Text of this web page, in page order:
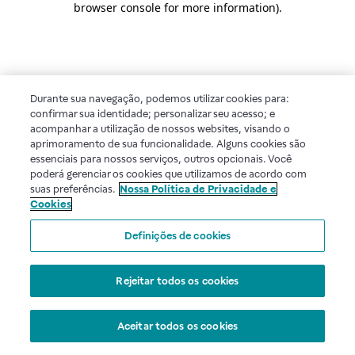
browser console for more information).
Durante sua navegação, podemos utilizar cookies para:
confirmar sua identidade; personalizar seu acesso; e
acompanhar a utilização de nossos websites, visando o
aprimoramento de sua funcionalidade. Alguns cookies são
essenciais para nossos serviços, outros opcionais. Você
poderá gerenciar os cookies que utilizamos de acordo com
suas preferências. Nossa Política de Privacidade e
Cookies
Definições de cookies
Rejeitar todos os cookies
Aceitar todos os cookies